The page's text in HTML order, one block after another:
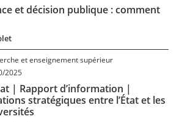
?
et décision publique : comment
et enseignement supérieur
2025
| Rapport d’information |
stratégiques entre l’État et les